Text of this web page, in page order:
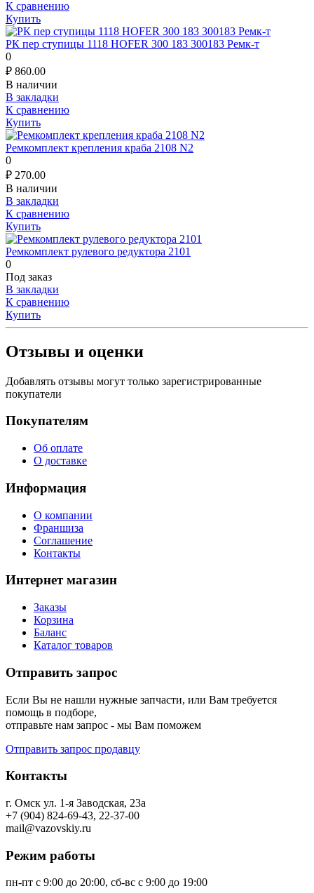
К сравнению
Купить
РК пер ступицы 1118 HOFER 300 183 300183 Ремк-т
0
₽ 860.00
В наличии
В закладки
К сравнению
Купить
Ремкомплект крепления краба 2108 N2
0
₽ 270.00
В наличии
В закладки
К сравнению
Купить
Ремкомплект рулевого редуктора 2101
0
Под заказ
В закладки
К сравнению
Купить
Отзывы и оценки
Добавлять отзывы могут только зарегистрированные
покупатели
Покупателям
Об оплате
О доставке
Информация
О компании
Франшиза
Соглашение
Контакты
Интернет магазин
Заказы
Корзина
Баланс
Каталог товаров
Отправить запрос
Если Вы не нашли нужные запчасти, или Вам требуется
помощь в подборе,
отправьте нам запрос - мы Вам поможем
Отправить запрос продавцу
Контакты
г. Омск ул. 1-я Заводская, 23а
+7 (904) 824-69-43, 22-37-00
mail@vazovskiy.ru
Режим работы
пн-пт с 9:00 до 20:00, сб-вс с 9:00 до 19:00